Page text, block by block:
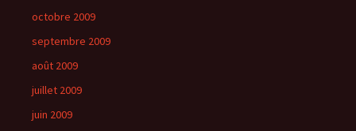
octobre 2009
septembre 2009
août 2009
juillet 2009
juin 2009